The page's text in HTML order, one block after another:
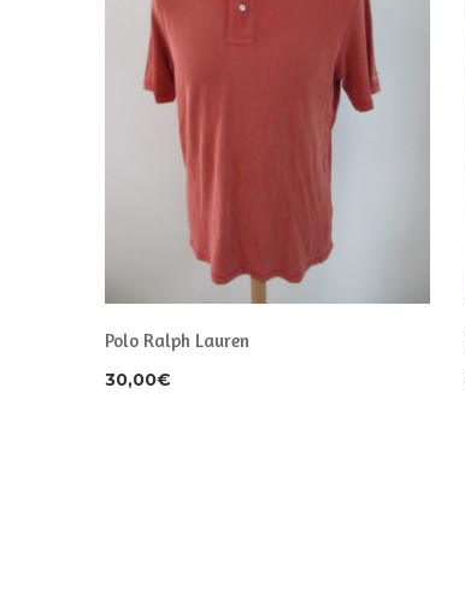
Polo Ralph Lauren
30,00€